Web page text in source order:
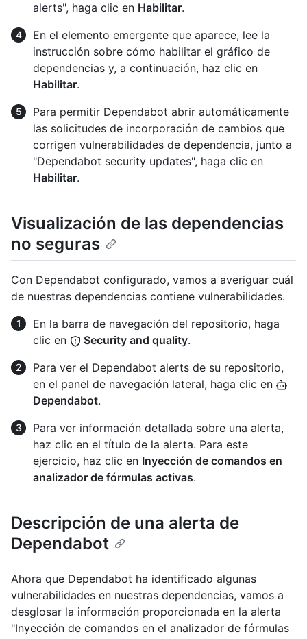
alerts", haga clic en Habilitar.
En el elemento emergente que aparece, lee la
instrucción sobre cómo habilitar el gráfico de
dependencias y, a continuación, haz clic en
Habilitar.
Para permitir Dependabot abrir automáticamente
las solicitudes de incorporación de cambios que
corrigen vulnerabilidades de dependencia, junto a
"Dependabot security updates", haga clic en
Habilitar.
Visualización de las dependencias
no seguras
Con Dependabot configurado, vamos a averiguar cuál
de nuestras dependencias contiene vulnerabilidades.
En la barra de navegación del repositorio, haga
clic en
Security and quality.
Para ver el Dependabot alerts de su repositorio,
en el panel de navegación lateral, haga clic en
Dependabot.
Para ver información detallada sobre una alerta,
haz clic en el título de la alerta. Para este
ejercicio, haz clic en Inyección de comandos en
analizador de fórmulas activas.
Descripción de una alerta de
Dependabot
Ahora que Dependabot ha identificado algunas
vulnerabilidades en nuestras dependencias, vamos a
desglosar la información proporcionada en la alerta
"Inyección de comandos en el analizador de fórmulas